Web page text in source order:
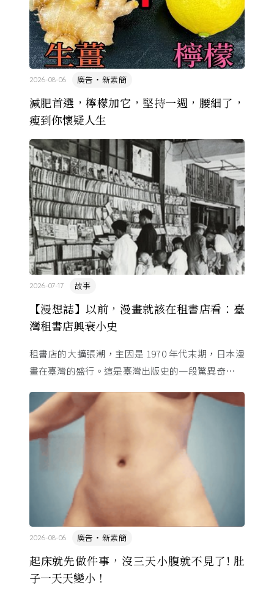
減肥首選，檸檬加它，堅持一週，腰細了，
瘦到你懷疑人生
廣告・新素簡
2026-08-06
【漫想誌】以前，漫畫就該在租書店看：臺
灣租書店興衰小史
故事
2026-07-17
租書店的大擴張潮，主因是 1970 年代末期，日本漫
畫在臺灣的盛行。這是臺灣出版史的一段驚異奇航。
的協定保護 ...
起床就先做件事，沒三天小腹就不見了! 肚
子一天天變小！
廣告・新素簡
2026-08-06